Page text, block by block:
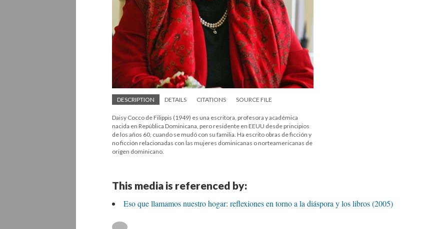
DESCRIPTION DETAILS CITATIONS SOURCE FILE
Daisy Cocco de Filippis (1949) es una escritora, profesora y académica
nacida en República Dominicana, pero residente en EEUU desde principios
de los años 60, cuando se mudó con su familia. Ha escrito obras de ficción y
no ficción relacionadas con las mujeres dominicanas o norteamericanas de
origen dominicano.
This media is referenced by:
Eso que llamamos nuestro hogar: reflexiones en torno a la diáspora y los libros (2005)